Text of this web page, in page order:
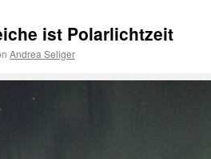
ist Polarlichtzeit
Andrea Seliger